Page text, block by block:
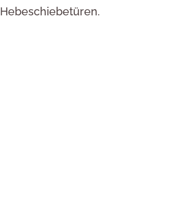
Hebeschiebetüren.